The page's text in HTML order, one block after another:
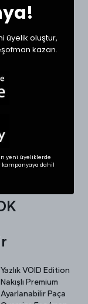
için
alıp sipariş
77
Yazlık VOID Edition
Nakışlı Premium
Ayarlanabilir Paça
üyelik oluştur,
kazan.
yeni üyeliklerde
kampanyaya dahil